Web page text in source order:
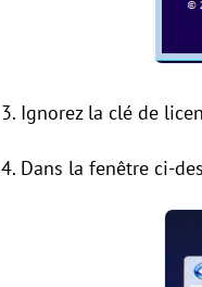
3. Ignorez la clé de
4. Dans la fenêtre ci-